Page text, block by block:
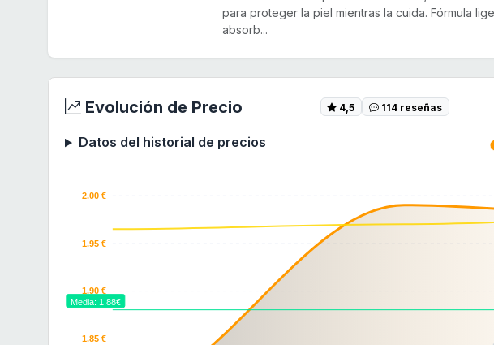
para proteger la piel mientras la cuida. Fórmula
absorb...
Evolución de Precio 4,5 114 reseñas
Datos del historial de precios
2.00 €
1.95 €
1.90 €
1.85 €
Media: 1.88€